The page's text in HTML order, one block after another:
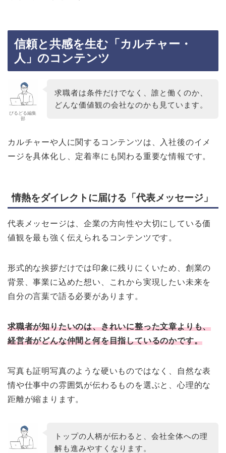
信頼と共感を生む「カルチャー・
人」のコンテンツ
びるどる編集
部
求職者は条件だけでなく、誰と働くのか、
どんな価値観の会社なのかも見ています。
カルチャーや人に関するコンテンツは、入社後のイメ
ージを具体化し、定着率にも関わる重要な情報です。
情熱をダイレクトに届ける「代表メッセージ」
代表メッセージは、企業の方向性や大切にしている価
値観を最も強く伝えられるコンテンツです。
形式的な挨拶だけでは印象に残りにくいため、創業の
背景、事業に込めた想い、これから実現したい未来を
自分の言葉で語る必要があります。
求職者が知りたいのは、きれいに整った文章よりも、
経営者がどんな仲間と何を目指しているのかです。
写真も証明写真のような硬いものではなく、自然な表
情や仕事中の雰囲気が伝わるものを選ぶと、心理的な
距離が縮まります。
トップの人柄が伝わると、会社全体への理
解も進みやすくなります。